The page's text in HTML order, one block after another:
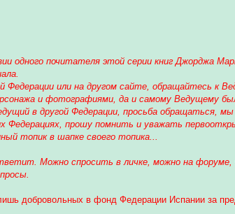
одного почитателя этой серии книг Джорджа
или на другом сайте, обращайтесь к
и фотографиями, да и самому Ведущему
в другой Федерации, просьба обращаться, мы
Федерациях, прошу помнить и уважать
топик в шапке своего топика...
Можно спросить в личке, можно на форуме,
добровольных в фонд Федерации Испании за